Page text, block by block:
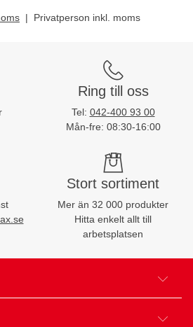
Privatperson inkl. moms
Ring till oss
Tel: 042-400 93 00
Mån-fre: 08:30-16:00
Stort sortiment
Mer än 32 000 produkter
Hitta enkelt allt till
arbetsplatsen